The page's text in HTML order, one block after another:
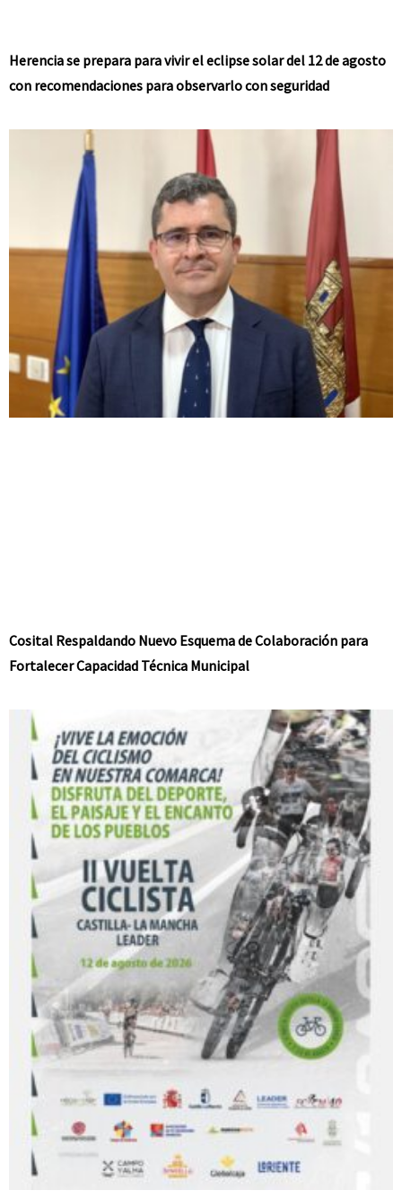
Herencia se prepara para vivir el eclipse solar del 12 de agosto
con recomendaciones para observarlo con seguridad
Cosital Respaldando Nuevo Esquema de Colaboración para
Fortalecer Capacidad Técnica Municipal